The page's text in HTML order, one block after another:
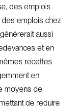
des emplois
emplois chez
aussi
et en
recettes
en
moyens de
de réduire